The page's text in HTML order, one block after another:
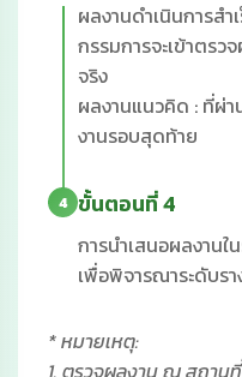
ผลงานดำเนินการส
กรรมการจะเข้าตร
จริง
ผลงานแนวคิด : ที่ผ่
งานรอบสุดท้าย
4 ขั้นตอนที่ 4
การนำเสนอผลงาน
เพื่อพิจารณาระดับร
* หมายเหตุ: